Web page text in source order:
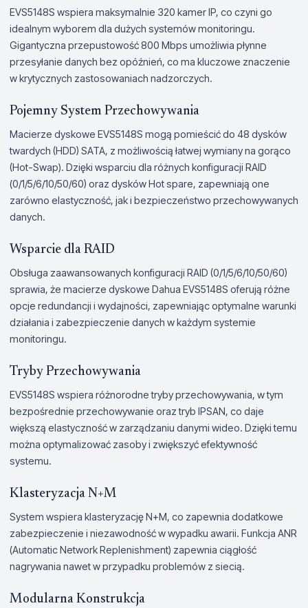
EVS5148S wspiera maksymalnie 320 kamer IP, co czyni go
idealnym wyborem dla dużych systemów monitoringu.
Gigantyczna przepustowość 800 Mbps umożliwia płynne
przesyłanie danych bez opóźnień, co ma kluczowe znaczenie
w krytycznych zastosowaniach nadzorczych.
Pojemny System Przechowywania
Macierze dyskowe EVS5148S mogą pomieścić do 48 dysków
twardych (HDD) SATA, z możliwością łatwej wymiany na gorąco
(Hot-Swap). Dzięki wsparciu dla różnych konfiguracji RAID
(0/1/5/6/10/50/60) oraz dysków Hot spare, zapewniają one
zarówno elastyczność, jak i bezpieczeństwo przechowywanych
danych.
Wsparcie dla RAID
Obsługa zaawansowanych konfiguracji RAID (0/1/5/6/10/50/60)
sprawia, że macierze dyskowe Dahua EVS5148S oferują różne
opcje redundancji i wydajności, zapewniając optymalne warunki
działania i zabezpieczenie danych w każdym systemie
monitoringu.
Tryby Przechowywania
EVS5148S wspiera różnorodne tryby przechowywania, w tym
bezpośrednie przechowywanie oraz tryb IPSAN, co daje
większą elastyczność w zarządzaniu danymi wideo. Dzięki temu
można optymalizować zasoby i zwiększyć efektywność
systemu.
Klasteryzacja N+M
System wspiera klasteryzację N+M, co zapewnia dodatkowe
zabezpieczenie i niezawodność w wypadku awarii. Funkcja ANR
(Automatic Network Replenishment) zapewnia ciągłość
nagrywania nawet w przypadku problemów z siecią.
Modularna Konstrukcja